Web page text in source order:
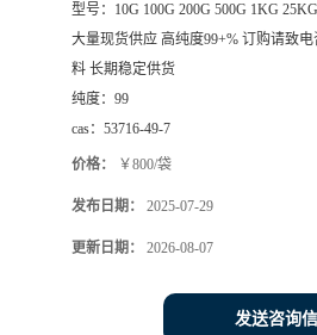
型号： 10G 100G 200G 500G 1KG
大量现货供应 高纯度99+% 订购请致
料 长期稳定供货
纯度： 99
cas： 53716-49-7
价格： ￥800/袋
发布日期： 2025-07-29
更新日期： 2026-08-07
发送咨询